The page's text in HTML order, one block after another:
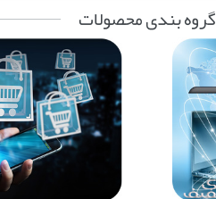
گروه بندی محصولات